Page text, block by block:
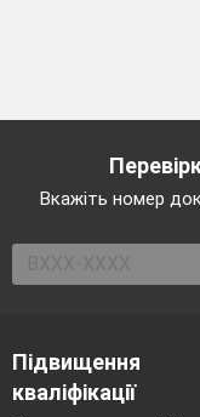
Вкажіть номер
Підвищення
кваліфікації